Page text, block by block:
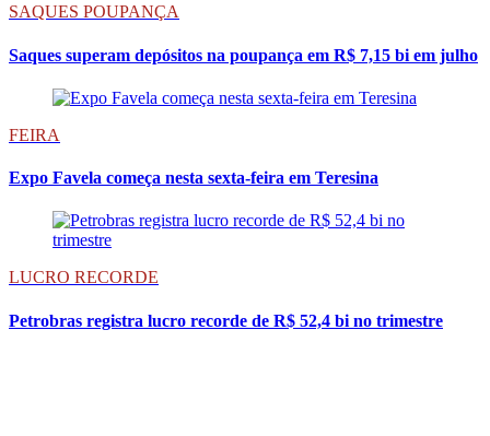
SAQUES POUPANÇA
Saques superam depósitos na poupança em R$ 7,15 bi em julho
FEIRA
Expo Favela começa nesta sexta-feira em Teresina
LUCRO RECORDE
Petrobras registra lucro recorde de R$ 52,4 bi no trimestre